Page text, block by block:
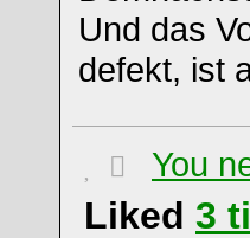
Und das
defekt, ist
You
Liked 3